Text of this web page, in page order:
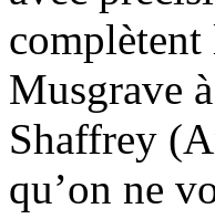
Musgrave
Shaffrey
qu’on ne